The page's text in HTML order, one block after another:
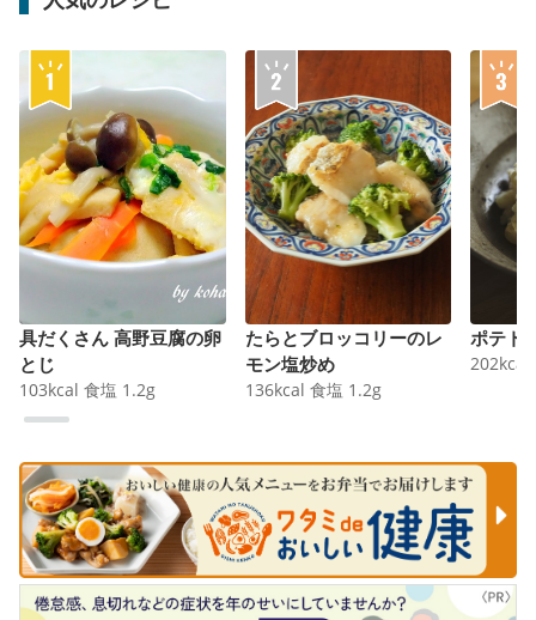
具だくさん 高野豆腐の卵
とじ
103kcal 食塩 1.2g
たらとブロッコリーのレ
モン塩炒め
136kcal 食塩 1.2g
ポテト
202kcal